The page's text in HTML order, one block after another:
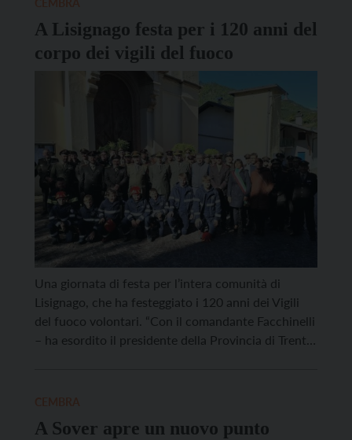
A Lisignago festa per i 120 anni del
corpo dei vigili del fuoco
Una giornata di festa per l’intera comunità di
Lisignago, che ha festeggiato i 120 anni dei Vigili
del fuoco volontari. “Con il comandante Facchinelli
– ha esordito il presidente della Provincia di Trento
A Sover apre un nuovo punto